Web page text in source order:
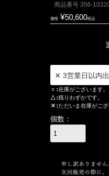
商品番号 356-
価格 ¥50,600税込
○
在庫がございます。
△ 残りわずかです。
✕ ただいま在庫がござ